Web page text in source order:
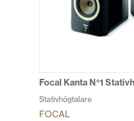
Focal Kanta N°1
Stativhögtalare
FOCAL